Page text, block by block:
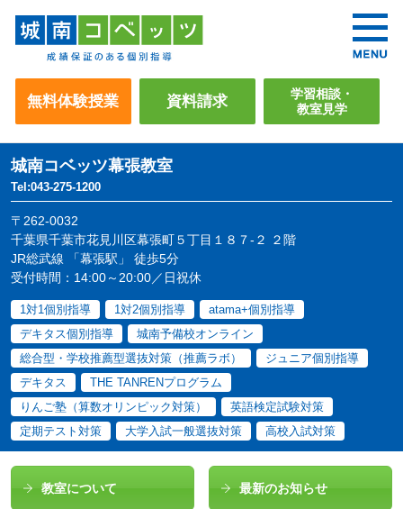
無料体験授業 資料請求
学習相談・
教室見学
城南コベッツ幕張教室
Tel:043-275-1200
〒262-0032
千葉県千葉市花見川区幕張町５丁目１８７-２ ２階
JR総武線 「幕張駅」 徒歩5分
受付時間：14:00～20:00／日祝休
1対1個別指導 1対2個別指導
atama+個別指導
デキタス個別指導
城南予備校オンライン
総合型・学校推薦型選抜対策（推薦ラボ）
ジュニア個別指導
デキタス
THE TANRENプログラム
りんご塾（算数オリンピック対策）
英語検定試験対策
定期テスト対策
大学入試一般選抜対策 高校入試対策
教室について 最新のお知らせ